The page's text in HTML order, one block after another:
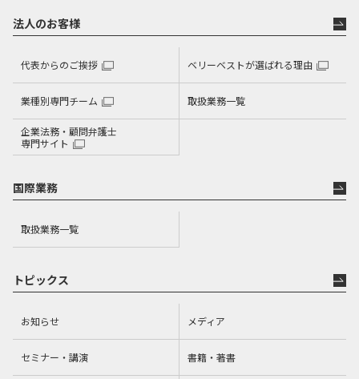
法人のお客様
代表からのご挨拶 ベリーベストが選ばれる理由
業種別専門チーム 取扱業務一覧
企業法務・顧問弁護士
専門サイト
国際業務
取扱業務一覧
トピックス
お知らせ メディア
セミナー・講演 書籍・著書